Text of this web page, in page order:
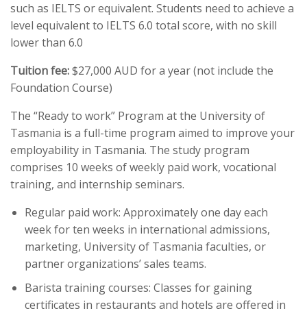
such as IELTS or equivalent. Students need to achieve a
level equivalent to IELTS 6.0 total score, with no skill
lower than 6.0
Tuition fee:$27,000 AUD for a year (not include the
Foundation Course)
The “Ready to work” Program at the University of
Tasmania is a full-time program aimed to improve your
employability in Tasmania. The study program
comprises 10 weeks of weekly paid work, vocational
training, and internship seminars.
Regular paid work: Approximately one day each
week for ten weeks in international admissions,
marketing, University of Tasmania faculties, or
partner organizations’ sales teams.
Barista training courses: Classes for gaining
certificates in restaurants and hotels are offered in